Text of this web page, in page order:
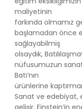
maliyetinin
farkında olmamız
başlamadan önce
sağlayabilmiş
olsaydık,
nüfusumuzun
Batı’nın
ürünlerine
Sanat ve edebiyat,
gelişir. Einstein’in